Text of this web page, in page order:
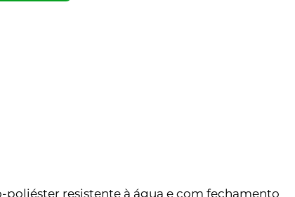
poliéster resistente à água e com fechamento